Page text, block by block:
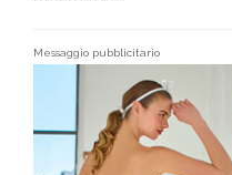
Messaggio pubblicitario